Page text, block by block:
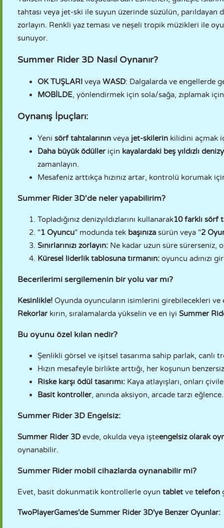
tahtası veya jet-ski ile suyun üzerinde süzülün, parıldayan
zorlayın. Renkli yaz teması ve neşeli tropik müzikleri ile
sunuyor.
Summer Rider 3D Nasıl Oynanır?
OK TUŞLARI veya WASD: Dalgalarda ve engellerde
MOBİLDE, yönlendirmek için sola/sağa, zıplamak
Oynanış İpuçları:
Yeni sörf tahtalarının veya jet-skilerin kilidini açmak
Daha büyük ödülleriçin kayalardaki beş yıldızlı
zamanlayın.
Mesafeniz arttıkça hızınız artar, kontrolü korumak
Summer Rider 3D'de neler yapabilirim?
Topladığınız denizyıldızlarını kullanarak10 farklı sörf
"1 Oyuncu" modunda tek başınıza sürün veya "2
Sınırlarınızı zorlayın: Ne kadar uzun süre sürerseniz,
Küresel liderlik tablosuna tırmanın: oyuncu adınızı
Becerilerimi sergilemenin bir yolu var mı?
Kesinlikle! Oyunda oyuncuların isimlerini girebilecekleri ve
Rekorlarkırın, sıralamalarda yükselin ve en iyi Summer
Bu oyunu özel kılan nedir?
Şenlikli görsel ve işitsel tasarıma sahip parlak, canlı
Hızın mesafeyle birlikte arttığı, her koşunun
Riske karşı ödül tasarımı: Kaya atlayışları, onları
Basit kontroller, anında aksiyon, arcade tarzı eğlence.
Summer Rider 3D Engelsiz:
Summer Rider 3D evde, okulda veya işteengelsiz olarak
oynanabilir.
Summer Rider mobil cihazlarda oynanabilir mi?
Evet, basit dokunmatik kontrollerle oyun tablet ve telefon
TwoPlayerGames'de Summer Rider 3D'ye Benzer Oyunlar: